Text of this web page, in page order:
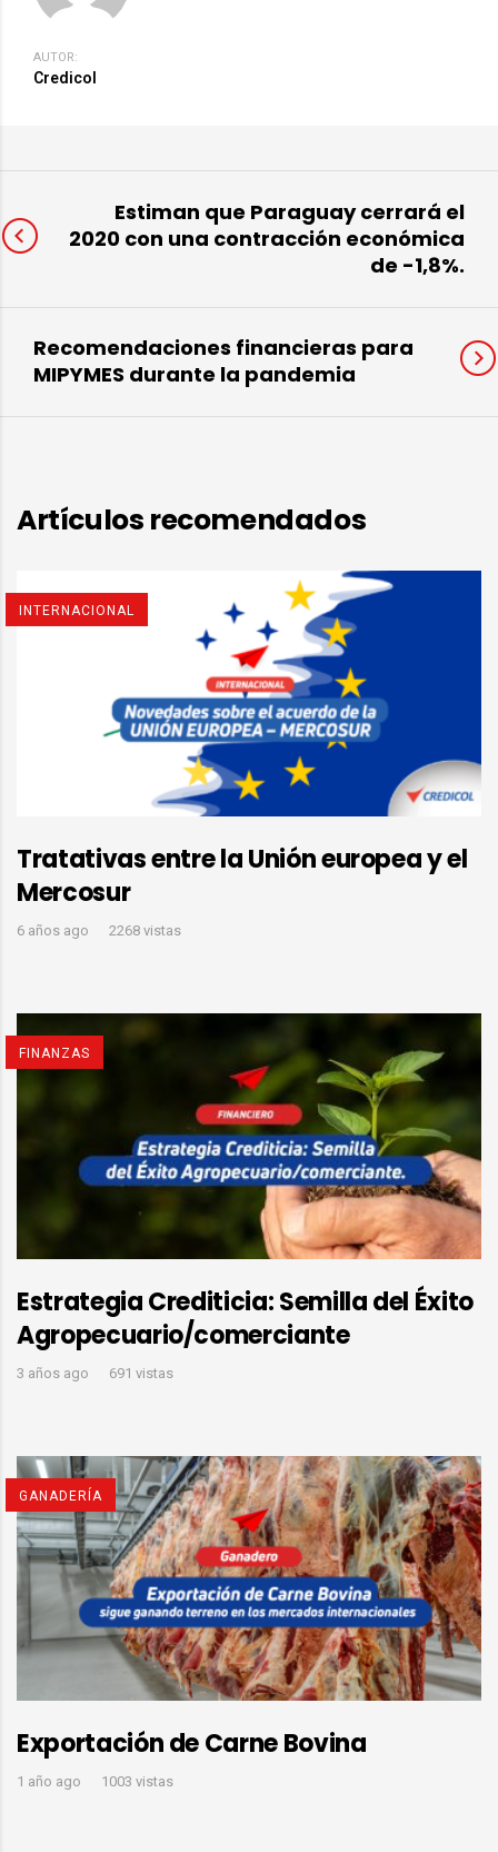
AUTOR:
Credicol
Estiman que Paraguay cerrará el
2020 con una contracción económica
de -1,8%.
Recomendaciones financieras para
MIPYMES durante la pandemia
Artículos recomendados
INTERNACIONAL
Tratativas entre la Unión europea y el
Mercosur
6 años ago 2268 vistas
FINANZAS
Estrategia Crediticia: Semilla del Éxito
Agropecuario/comerciante
3 años ago 691 vistas
GANADERÍA
Exportación de Carne Bovina
1 año ago 1003 vistas